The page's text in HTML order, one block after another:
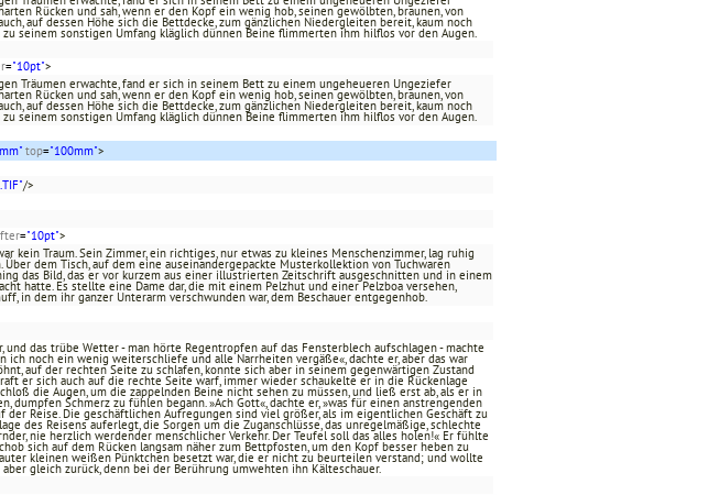
Rücken und sah, wenn er den Kopf ein wenig hob, seinen gewölbten, braunen, von
auf dessen Höhe sich die Bettdecke, zum gänzlichen Niedergleiten bereit, kaum noch
seinem sonstigen Umfang kläglich dünnen Beine flimmerten ihm hilflos vor den Augen.
="10pt">
Träumen erwachte, fand er sich in seinem Bett zu einem ungeheueren Ungeziefer
Rücken und sah, wenn er den Kopf ein wenig hob, seinen gewölbten, braunen, von
auf dessen Höhe sich die Bettdecke, zum gänzlichen Niedergleiten bereit, kaum noch
seinem sonstigen Umfang kläglich dünnen Beine flimmerten ihm hilflos vor den Augen.
top="100mm">
/>
="10pt">
kein Traum. Sein Zimmer, ein richtiges, nur etwas zu kleines Menschenzimmer, lag ruhig
dem Tisch, auf dem eine auseinandergepackte Musterkollektion von Tuchwaren
das Bild, das er vor kurzem aus einer illustrierten Zeitschrift ausgeschnitten und in einem
hatte. Es stellte eine Dame dar, die mit einem Pelzhut und einer Pelzboa versehen,
in dem ihr ganzer Unterarm verschwunden war, dem Beschauer entgegenhob.
das trübe Wetter - man hörte Regentropfen auf das Fensterblech aufschlagen - machte
ich noch ein wenig weiterschliefe und alle Narrheiten vergäße«, dachte er, aber das war
auf der rechten Seite zu schlafen, konnte sich aber in seinem gegenwärtigen Zustand
er sich auch auf die rechte Seite warf, immer wieder schaukelte er in die Rückenlage
die Augen, um die zappelnden Beine nicht sehen zu müssen, und ließ erst ab, als er in
dumpfen Schmerz zu fühlen begann. »Ach Gott«, dachte er, »was für einen anstrengenden
der Reise. Die geschäftlichen Aufregungen sind viel größer, als im eigentlichen Geschäft zu
des Reisens auferlegt, die Sorgen um die Zuganschlüsse, das unregelmäßige, schlechte
nie herzlich werdender menschlicher Verkehr. Der Teufel soll das alles holen!« Er fühlte
sich auf dem Rücken langsam näher zum Bettpfosten, um den Kopf besser heben zu
kleinen weißen Pünktchen besetzt war, die er nicht zu beurteilen verstand; und wollte
gleich zurück, denn bei der Berührung umwehten ihn Kälteschauer.